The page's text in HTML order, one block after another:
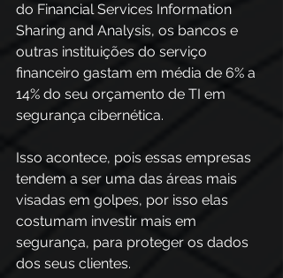
do Financial Services Information
Sharing and Analysis, os bancos e
outras instituições do serviço
financeiro gastam em média de 6% a
14% do seu orçamento de TI em
segurança cibernética.
Isso acontece, pois essas empresas
tendem a ser uma das áreas mais
visadas em golpes, por isso elas
costumam investir mais em
segurança, para proteger os dados
dos seus clientes.